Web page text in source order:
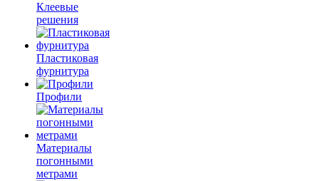
Клеевые
решения
Пластиковая
фурнитура
Профили
Материалы
погонными
метрами